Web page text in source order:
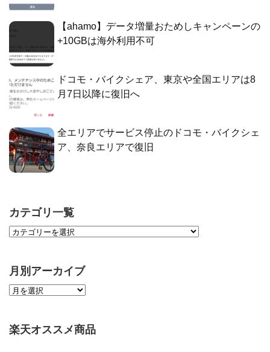
【ahamo】データ増量おためしキャンペーンの
+10GBは海外利用不可
ドコモ・バイクシェア、東京や全国エリアは8
月7日以降に復旧へ
全エリアでサービス停止のドコモ・バイクシェ
ア、奈良エリアで復旧
カテゴリ一覧
月別アーカイブ
楽天オススメ商品